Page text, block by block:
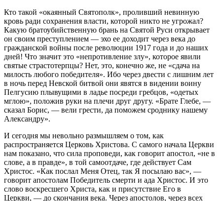
Кто такой «окаянный Святополк», проливший невинную
кровь ради сохранения власти, которой никто не угрожал?
Какую братоубийственную брань на Святой Руси открывает
он своим преступлением — эхо ее доходит через века до
гражданской войны после революции 1917 года и до наших
дней! Что значит это «непротивление злу», которое явили
святые страстотерпцы? Нет, это, конечно же, не «сдача на
милость любого победителя». Ибо через двести с лишним лет
в ночь перед Невской битвой они явятся в видении воину
Пелгусию плывущими в ладье посреди гребцов, «одетых
мглою», положив руки на плечи друг другу. «Брате Глебе, —
сказал Борис, — вели грести, да поможем сроднику нашему
Александру».
И сегодня мы невольно размышляем о том, как
распространяется Церковь Христова. С самого начала Церкви
нам показано, что сила проповеди, как говорит апостол, «не в
слове, а в правде», в той самоотдаче, где действует Сам
Христос. «Как послал Меня Отец, так Я посылаю вас», —
говорит апостолам Победитель смерти и ада Христос. И это
слово воскресшего Христа, как и присутствие Его в
Церкви, — до скончания века. Через апостолов, через всех